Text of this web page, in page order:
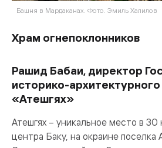
Башня в Мардаканах. Фото. Эмиль Халилов
Храм огнепоклонников
Рашид Бабаи, директор
историко-
«Атешгях»
Атешгях – уникальное место в 30
центра Баку, на окраине